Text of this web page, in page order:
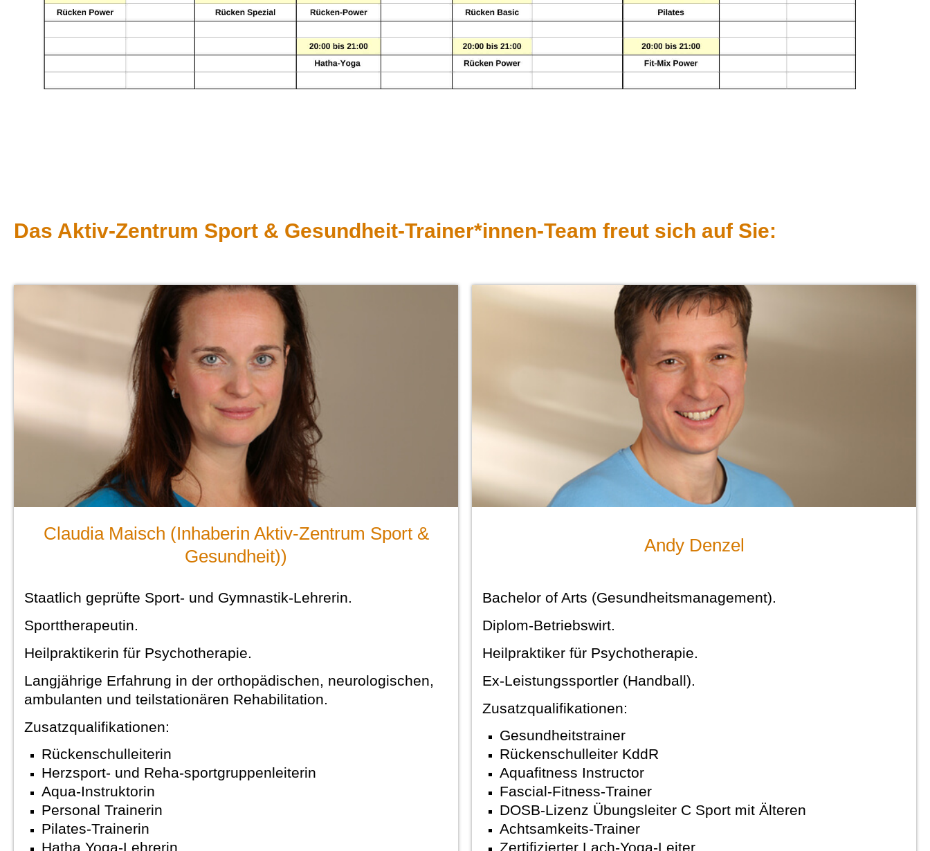
Das Aktiv-Zentrum Sport & Gesundheit-Trainer*innen-Team freut sich auf Sie:
Claudia Maisch (Inhaberin Aktiv-Zentrum Sport &
Gesundheit))
Staatlich geprüfte Sport- und Gymnastik-Lehrerin.
Sporttherapeutin.
Heilpraktikerin für Psychotherapie.
Langjährige Erfahrung in der orthopädischen, neurologischen,
ambulanten und teilstationären Rehabilitation.
Zusatzqualifikationen:
Rückenschulleiterin
Herzsport- und Reha-sportgruppenleiterin
Aqua-Instruktorin
Personal Trainerin
Pilates-Trainerin
Hatha Yoga-Lehrerin
Andy Denzel
Bachelor of Arts (Gesundheitsmanagement).
Diplom-Betriebswirt.
Heilpraktiker für Psychotherapie.
Ex-Leistungssportler (Handball).
Zusatzqualifikationen:
Gesundheitstrainer
Rückenschulleiter KddR
Aquafitness Instructor
Fascial-Fitness-Trainer
DOSB-Lizenz Übungsleiter C Sport mit Älteren
Achtsamkeits-Trainer
Zertifizierter Lach-Yoga-Leiter